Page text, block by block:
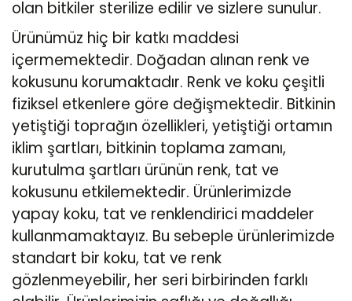
olan bitkiler sterilize edilir ve sizlere sunulur.
Ürünümüz hiç bir katkı maddesi
içermemektedir. Doğadan alınan renk ve
kokusunu korumaktadır. Renk ve koku çeşitli
fiziksel etkenlere göre değişmektedir. Bitkinin
yetiştiği toprağın özellikleri, yetiştiği ortamın
iklim şartları, bitkinin toplama zamanı,
kurutulma şartları ürünün renk, tat ve
kokusunu etkilemektedir. Ürünlerimizde
yapay koku, tat ve renklendirici maddeler
kullanmamaktayız. Bu sebeple ürünlerimizde
standart bir koku, tat ve renk
gözlenmeyebilir, her seri birbirinden farklı